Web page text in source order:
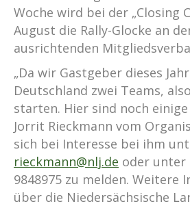
Woche wird bei der „Closing
August die Rally-Glocke an
ausrichtenden
„Da wir Gastgeber dieses
Deutschland zwei Teams,
starten. Hier sind noch
Jorrit Rieckmann vom
sich bei Interesse bei ihm
rieckmann@nlj.de oder unter
9848975 zu melden. Weitere
über die Niedersächsische